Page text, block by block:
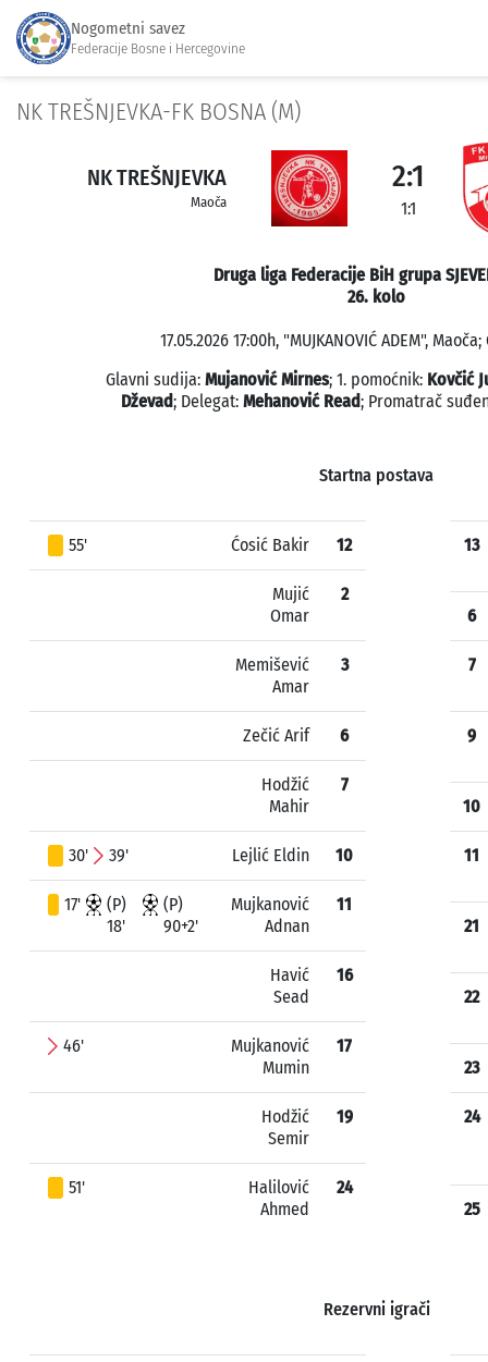
Nogometni savez
Federacije Bosne i Hercegovine
NK TREŠNJEVKA-FK BOSNA (M)
NK TREŠNJEVKA
Maoča
2:1
1:1
Druga liga Federacije BiH grupa
26. kolo
17.05.2026 17:00h, "MUJKANOVIĆ ADEM",
Glavni sudija: Mujanović Mirnes; 1. pomoćnik: Kovčić
Dževad; Delegat: Mehanović Read; Promatrač
Startna postava
55' Ćosić Bakir 12
Mujić
Omar
2
Memišević
Amar
3
Zečić Arif 6
Hodžić
Mahir
7
30' 39' Lejlić Eldin 10
17'
(P)
18'
(P)
90+2'
Mujkanović
Adnan
11
Havić
Sead
16
46'
Mujkanović
Mumin
17
Hodžić
Semir
19
51'
Halilović
Ahmed
24
13
6
7
9
10
11
21
22
23
24
25
Rezervni igrači